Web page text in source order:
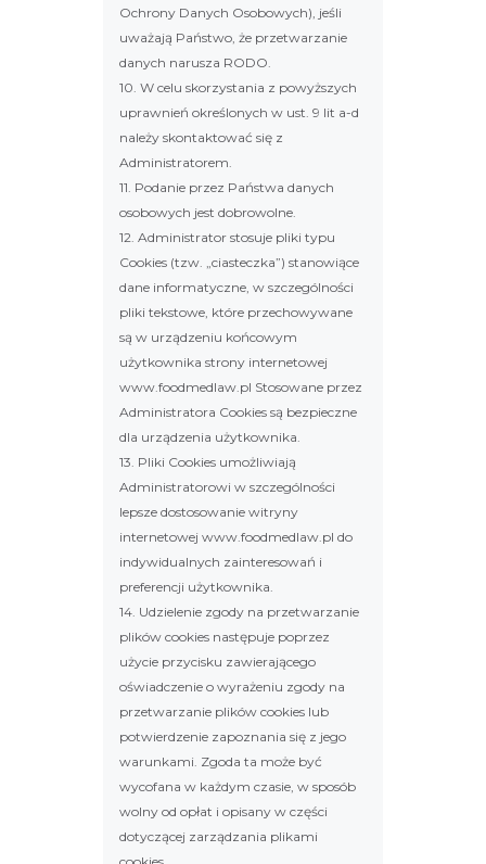
Ochrony Danych Osobowych), jeśli
uważają Państwo, że przetwarzanie
danych narusza RODO.
10. W celu skorzystania z powyższych
uprawnień określonych w ust. 9 lit a-d
należy skontaktować się z
Administratorem.
11. Podanie przez Państwa danych
osobowych jest dobrowolne.
12. Administrator stosuje pliki typu
Cookies (tzw. „ciasteczka”) stanowiące
dane informatyczne, w szczególności
pliki tekstowe, które przechowywane
są w urządzeniu końcowym
użytkownika strony internetowej
www.foodmedlaw.pl Stosowane przez
Administratora Cookies są bezpieczne
dla urządzenia użytkownika.
13. Pliki Cookies umożliwiają
Administratorowi w szczególności
lepsze dostosowanie witryny
internetowej www.foodmedlaw.pl do
indywidualnych zainteresowań i
preferencji użytkownika.
14. Udzielenie zgody na przetwarzanie
plików cookies następuje poprzez
użycie przycisku zawierającego
oświadczenie o wyrażeniu zgody na
przetwarzanie plików cookies lub
potwierdzenie zapoznania się z jego
warunkami. Zgoda ta może być
wycofana w każdym czasie, w sposób
wolny od opłat i opisany w części
dotyczącej zarządzania plikami